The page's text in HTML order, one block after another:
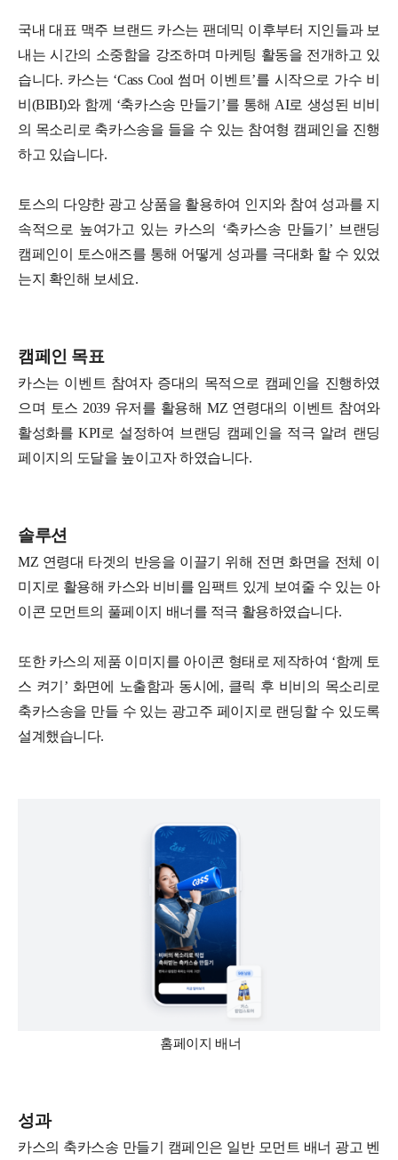
국내 대표 맥주 브랜드 카스는 팬데믹 이후부터 지인들과 보
내는 시간의 소중함을 강조하며 마케팅 활동을 전개하고 있
습니다. 카스는 ‘Cass Cool 썸머 이벤트’를 시작으로 가수 비
비(BIBI)와 함께 ‘축카스송 만들기’를 통해 AI로 생성된 비비
의 목소리로 축카스송을 들을 수 있는 참여형 캠페인을 진행
하고 있습니다.
토스의 다양한 광고 상품을 활용하여 인지와 참여 성과를 지
속적으로 높여가고 있는 카스의 ‘축카스송 만들기’ 브랜딩
캠페인이 토스애즈를 통해 어떻게 성과를 극대화 할 수 있었
는지 확인해 보세요.
캠페인 목표
카스는 이벤트 참여자 증대의 목적으로 캠페인을 진행하였
으며 토스 2039 유저를 활용해 MZ 연령대의 이벤트 참여와
활성화를 KPI로 설정하여 브랜딩 캠페인을 적극 알려 랜딩
페이지의 도달을 높이고자 하였습니다.
솔루션
MZ 연령대 타겟의 반응을 이끌기 위해 전면 화면을 전체 이
미지로 활용해 카스와 비비를 임팩트 있게 보여줄 수 있는 아
이콘 모먼트의 풀페이지 배너를 적극 활용하였습니다.
또한 카스의 제품 이미지를 아이콘 형태로 제작하여 ‘함께 토
스 켜기’ 화면에 노출함과 동시에, 클릭 후 비비의 목소리로
축카스송을 만들 수 있는 광고주 페이지로 랜딩할 수 있도록
설계했습니다.
홈페이지 배너
성과
카스의 축카스송 만들기 캠페인은 일반 모먼트 배너 광고 벤